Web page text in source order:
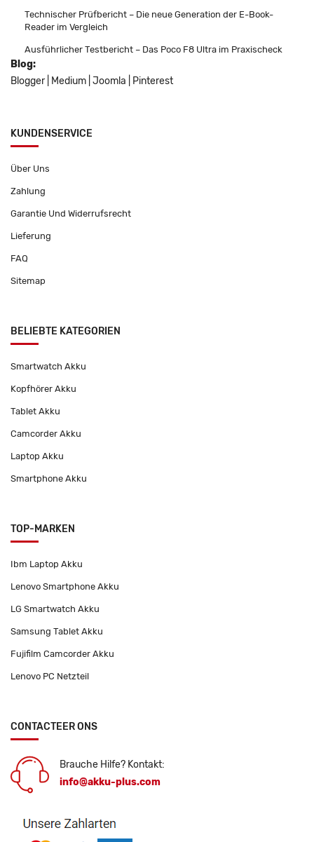
Technischer Prüfbericht – Die neue Generation der E-Book-
Reader im Vergleich
Ausführlicher Testbericht – Das Poco F8 Ultra im Praxischeck
Blog:
Blogger
Medium Joomla Pinterest
KUNDENSERVICE
Über Uns
Zahlung
Garantie Und Widerrufsrecht
Lieferung
FAQ
Sitemap
BELIEBTE KATEGORIEN
Smartwatch Akku
Kopfhörer Akku
Tablet Akku
Camcorder Akku
Laptop Akku
Smartphone Akku
TOP-MARKEN
Ibm Laptop Akku
Lenovo Smartphone Akku
LG Smartwatch Akku
Samsung Tablet Akku
Fujifilm Camcorder Akku
Lenovo PC Netzteil
CONTACTEER ONS
Brauche Hilfe? Kontakt:
info@akku-plus.com